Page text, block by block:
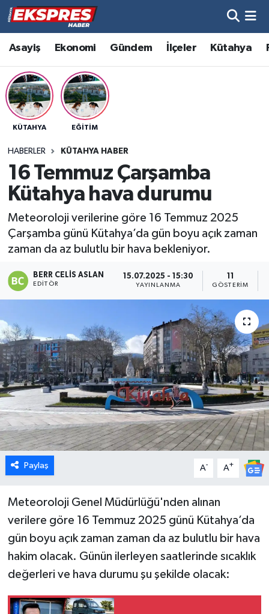
Asayiş Ekonomi Gündem İlçeler Kütahya
KÜTAHYA EĞITIM
HABERLER KÜTAHYA HABER
16 Temmuz Çarşamba
Kütahya hava durumu
Meteoroloji verilerine göre 16 Temmuz 2025
Çarşamba günü Kütahya’da gün boyu açık zaman
zaman da az bulutlu bir hava bekleniyor.
BERR CELIS ASLAN
EDITÖR
15.07.2025 - 15:30
YAYINLANMA GÖSTERIM
Paylaş A- A+
Meteoroloji Genel Müdürlüğü'nden alınan
verilere göre 16 Temmuz 2025 günü Kütahya’da
gün boyu açık zaman zaman da az bulutlu bir hava
hakim olacak. Günün ilerleyen saatlerinde sıcaklık
değerleri ve hava durumu şu şekilde olacak:
Altıntaş
Asayiş
Aslanapa
Bölge
Çavdarhisar
Domaniç
Ekonomi
Emet
Foto Galeri
Gediz
Genel
Gündem
Hisarcık
Köşe Yazıları
Hava Durumu
Trafik Durumu
Süper Lig Puan Durumu ve Fikstür
Son Dakika Haberleri
Haber Arşivi